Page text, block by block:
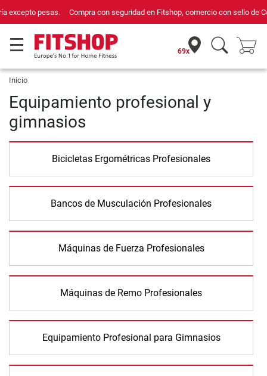
Compra con seguridad en Fitshop, comercio con sello de Confianza Online.
69x
Inicio
Equipamiento profesional y
gimnasios
Bicicletas Ergométricas Profesionales
Bancos de Musculación Profesionales
Máquinas de Fuerza Profesionales
Máquinas de Remo Profesionales
Equipamiento Profesional para Gimnasios